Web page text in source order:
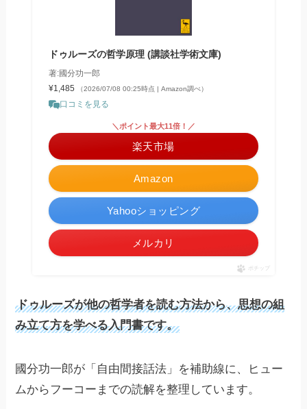
ドゥルーズの哲学原理 (講談社学術文庫)
著:國分功一郎
¥1,485
（2026/07/08 00:25時点 | Amazon調べ）
口コミを見る
Amazon
＼ポイント最大11倍！／
楽天市場
Yahooショッピング
メルカリ
ポチップ
ドゥルーズが他の哲学者を読む方法から、思想の組
み立て方を学べる入門書です。
國分功一郎が「自由間接話法」を補助線に、ヒュー
ムからフーコーまでの読解を整理しています。